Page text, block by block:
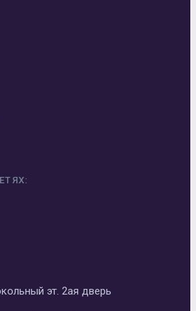
эт. 2ая дверь